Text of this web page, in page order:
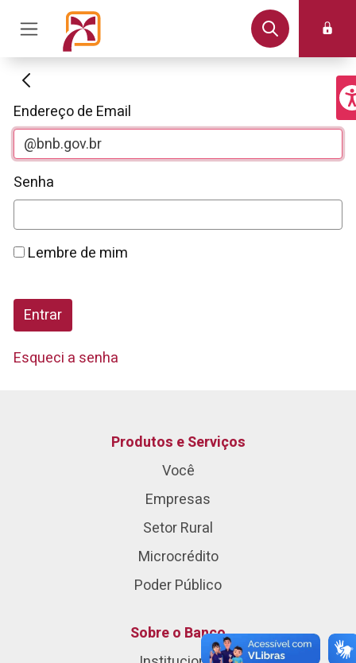
Autenticação
Endereço de Email
Senha
Lembre de mim
Entrar
Esqueci a senha
Produtos e Serviços
Você
Empresas
Setor Rural
Microcrédito
Poder Público
Sobre o Banco